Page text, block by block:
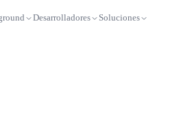
Desarrolladores Soluciones